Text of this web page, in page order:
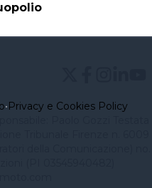
•Privacy e Cookies Policy